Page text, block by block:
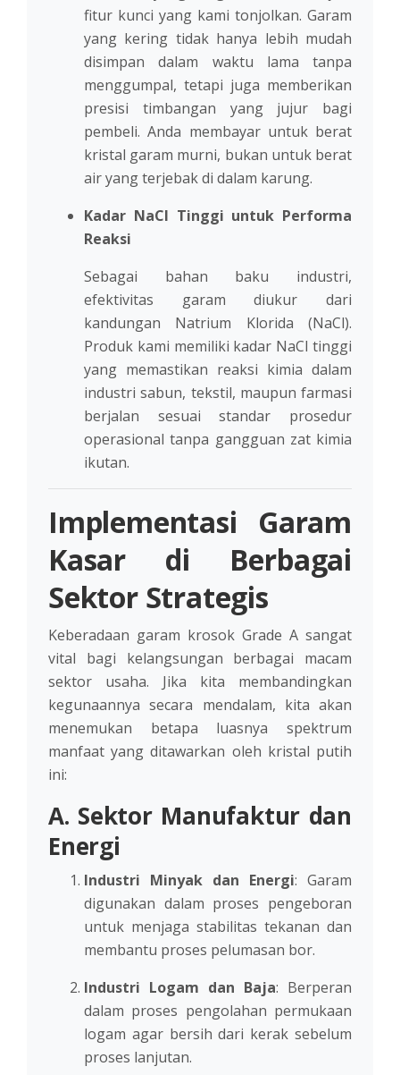
fitur kunci yang kami tonjolkan. Garam
yang kering tidak hanya lebih mudah
disimpan dalam waktu lama tanpa
menggumpal, tetapi juga memberikan
presisi timbangan yang jujur bagi
pembeli. Anda membayar untuk berat
kristal garam murni, bukan untuk berat
air yang terjebak di dalam karung.
Kadar NaCl Tinggi untuk Performa
Reaksi
Sebagai bahan baku industri,
efektivitas garam diukur dari
kandungan Natrium Klorida (NaCl).
Produk kami memiliki kadar NaCl tinggi
yang memastikan reaksi kimia dalam
industri sabun, tekstil, maupun farmasi
berjalan sesuai standar prosedur
operasional tanpa gangguan zat kimia
ikutan.
Implementasi Garam
Kasar di Berbagai
Sektor Strategis
Keberadaan garam krosok Grade A sangat
vital bagi kelangsungan berbagai macam
sektor usaha. Jika kita membandingkan
kegunaannya secara mendalam, kita akan
menemukan betapa luasnya spektrum
manfaat yang ditawarkan oleh kristal putih
ini:
A. Sektor Manufaktur dan
Energi
Industri Minyak dan Energi: Garam
digunakan dalam proses pengeboran
untuk menjaga stabilitas tekanan dan
membantu proses pelumasan bor.
Industri Logam dan Baja: Berperan
dalam proses pengolahan permukaan
logam agar bersih dari kerak sebelum
proses lanjutan.